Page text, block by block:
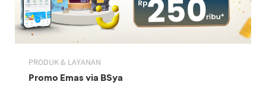
PRODUK & LAYANAN
Promo Emas via BSya